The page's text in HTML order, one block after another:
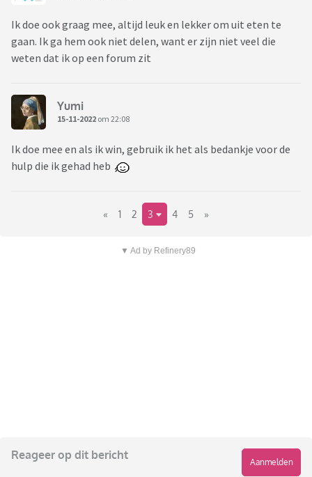
Ik doe ook graag mee, altijd leuk en lekker om uit eten te
gaan. Ik ga hem ook niet delen, want er zijn niet veel die
weten dat ik op een forum zit
Yumi
15-11-2022 om 22:08
Ik doe mee en als ik win, gebruik ik het als bedankje voor de
hulp die ik gehad heb
« 1 2 3 4 5 »
▼ Ad by Refinery89
Reageer op dit bericht
Aanmelden